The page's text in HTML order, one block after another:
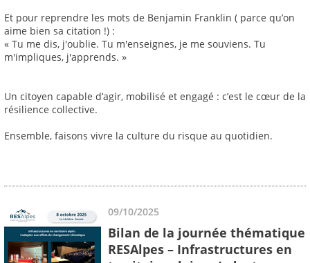
Et pour reprendre les mots de Benjamin Franklin ( parce qu’on
aime bien sa citation !) :
« Tu me dis, j'oublie. Tu m'enseignes, je me souviens. Tu
m'impliques, j'apprends. »
Un citoyen capable d’agir, mobilisé et engagé : c’est le cœur de la
résilience collective.
Ensemble, faisons vivre la culture du risque au quotidien.
09/10/2025
Bilan de la journée thématique
RESAlpes – Infrastructures en